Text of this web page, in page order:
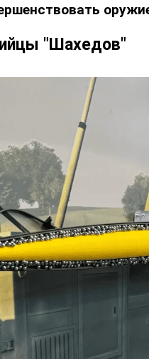
"Шахедов"